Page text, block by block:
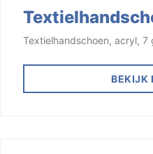
Textielhandschoen, acryl,
BEKIJK